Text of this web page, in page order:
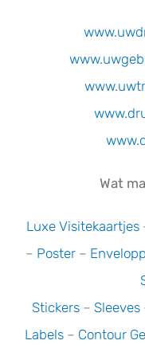
Wat
Luxe Visitekaartjes
– Poster –
Stickers– Sleeves
Labels – Contour